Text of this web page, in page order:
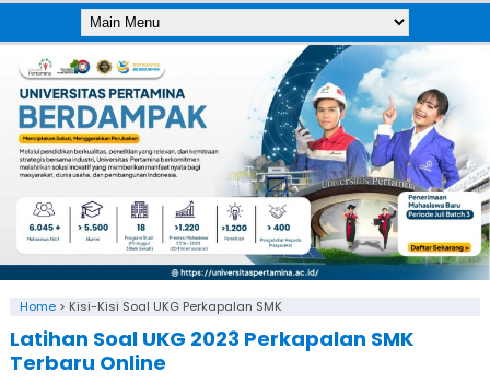
Home> Kisi-Kisi Soal UKG Perkapalan SMK
Latihan Soal UKG 2023 Perkapalan SMK
Terbaru Online